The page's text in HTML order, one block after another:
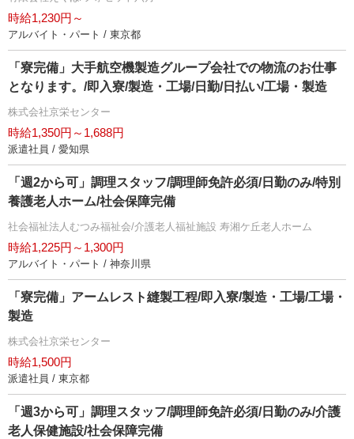
時給1,230円～
アルバイト・パート / 東京都
「寮完備」大手航空機製造グループ会社での物流のお仕事
となります。/即入寮/製造・工場/日勤/日払い/工場・製造
株式会社京栄センター
時給1,350円～1,688円
派遣社員 / 愛知県
「週2から可」調理スタッフ/調理師免許必須/日勤のみ/特別
養護老人ホーム/社会保障完備
社会福祉法人むつみ福祉会/介護老人福祉施設 寿湘ケ丘老人ホーム
時給1,225円～1,300円
アルバイト・パート / 神奈川県
「寮完備」アームレスト縫製工程/即入寮/製造・工場/工場・
製造
株式会社京栄センター
時給1,500円
派遣社員 / 東京都
「週3から可」調理スタッフ/調理師免許必須/日勤のみ/介護
老人保健施設/社会保障完備